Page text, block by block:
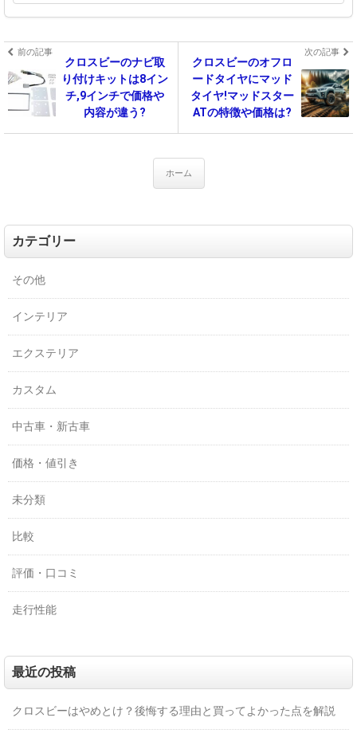
前の記事
クロスビーのナビ取
り付けキットは8イン
チ,9インチで価格や
内容が違う?
次の記事
クロスビーのオフロ
ードタイヤにマッド
タイヤ!マッドスター
ATの特徴や価格は?
ホーム
カテゴリー
その他
インテリア
エクステリア
カスタム
中古車・新古車
価格・値引き
未分類
比較
評価・口コミ
走行性能
最近の投稿
クロスビーはやめとけ？後悔する理由と買ってよかった点を解説